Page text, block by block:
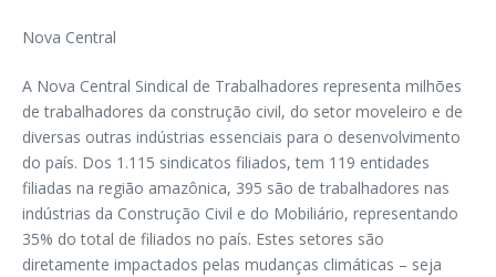
Nova Central
A Nova Central Sindical de Trabalhadores representa milhões
de trabalhadores da construção civil, do setor moveleiro e de
diversas outras indústrias essenciais para o desenvolvimento
do país. Dos 1.115 sindicatos filiados, tem 119 entidades
filiadas na região amazônica, 395 são de trabalhadores nas
indústrias da Construção Civil e do Mobiliário, representando
35% do total de filiados no país. Estes setores são
diretamente impactados pelas mudanças climáticas – seja